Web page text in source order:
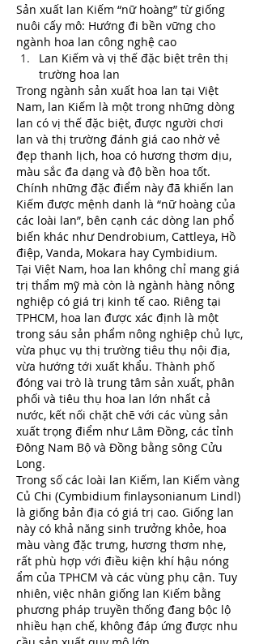
Sản xuất lan Kiếm “nữ hoàng” từ giống
nuôi cấy mô: Hướng đi bền vững cho
ngành hoa lan công nghệ cao
Lan Kiếm và vị thế đặc biệt trên thị
trường hoa lan
Trong ngành sản xuất hoa lan tại Việt
Nam, lan Kiếm là một trong những dòng
lan có vị thế đặc biệt, được người chơi
lan và thị trường đánh giá cao nhờ vẻ
đẹp thanh lịch, hoa có hương thơm dịu,
màu sắc đa dạng và độ bền hoa tốt.
Chính những đặc điểm này đã khiến lan
Kiếm được mệnh danh là “nữ hoàng của
các loài lan”, bên cạnh các dòng lan phổ
biến khác như Dendrobium, Cattleya, Hồ
điệp, Vanda, Mokara hay Cymbidium.
Tại Việt Nam, hoa lan không chỉ mang giá
trị thẩm mỹ mà còn là ngành hàng nông
nghiệp có giá trị kinh tế cao. Riêng tại
TPHCM, hoa lan được xác định là một
trong sáu sản phẩm nông nghiệp chủ lực,
vừa phục vụ thị trường tiêu thụ nội địa,
vừa hướng tới xuất khẩu. Thành phố
đóng vai trò là trung tâm sản xuất, phân
phối và tiêu thụ hoa lan lớn nhất cả
nước, kết nối chặt chẽ với các vùng sản
xuất trọng điểm như Lâm Đồng, các tỉnh
Đông Nam Bộ và Đồng bằng sông Cửu
Long.
Trong số các loài lan Kiếm, lan Kiếm vàng
Củ Chi (Cymbidium finlaysonianum Lindl)
là giống bản địa có giá trị cao. Giống lan
này có khả năng sinh trưởng khỏe, hoa
màu vàng đặc trưng, hương thơm nhẹ,
rất phù hợp với điều kiện khí hậu nóng
ẩm của TPHCM và các vùng phụ cận. Tuy
nhiên, việc nhân giống lan Kiếm bằng
phương pháp truyền thống đang bộc lộ
nhiều hạn chế, không đáp ứng được nhu